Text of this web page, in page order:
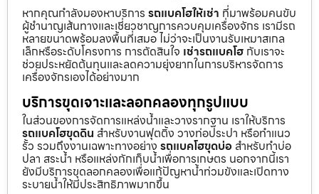
หากคุณกำลังมองหาบริการ รถแบคโฮให้เช่า ที่มาพร้อมคนขับ
ผู้ชำนาญเส้นทางและเชี่ยวชาญการควบคุมเครื่องจักร เรามีรถ
หลายขนาดพร้อมลงพื้นที่เสมอ ไม่ว่าจะเป็นงานรับเหมาสเกล
เล็กหรือระดับโครงการ การตัดสินใจ เช่ารถแบคโฮ กับเราจะ
ช่วยประหยัดต้นทุนและลดความยุ่งยากในการบริหารจัดการ
เครื่องจักรเองได้อย่างมาก
บริการขุดเจาะและลอกคลองทุกรูปแบบ
ในส่วนของการจัดการแหล่งน้ำและวางรากฐาน เราให้บริการ
รถแบคโฮขุดดิน สำหรับงานฟุตติ้ง วางท่อประปา หรือทำแนว
รั้ว รวมถึงงานเฉพาะทางอย่าง รถแบคโฮขุดบ่อ สำหรับทำบ่อ
ปลา สระน้ำ หรือแหล่งกักเก็บน้ำเพื่อการเกษตร นอกจากนี้เรา
ยังมีบริการขุดลอกคลองเพื่อแก้ปัญหาน้ำท่วมขังและเปิดทาง
ระบายน้ำให้มีประสิทธิภาพมากขึ้น